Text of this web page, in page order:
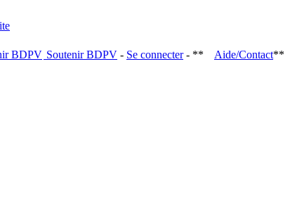
Soutenir BDPV - Se connecter- ** Aide/Contact**